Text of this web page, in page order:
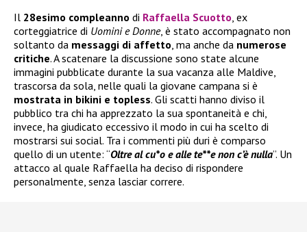
Il 28esimo compleanno di Raffaella Scuotto , ex
corteggiatrice di Uomini e Donne, è stato accompagnato non
soltanto da messaggi di affetto , ma anche da numerose
critiche. A scatenare la discussione sono state alcune
immagini pubblicate durante la sua vacanza alle Maldive,
trascorsa da sola, nelle quali la giovane campana si è
mostrata in bikini e topless. Gli scatti hanno diviso il
pubblico tra chi ha apprezzato la sua spontaneità e chi,
invece, ha giudicato eccessivo il modo in cui ha scelto di
mostrarsi sui social. Tra i commenti più duri è comparso
quello di un utente: “Oltre al cu*o e alle te**e non c’è nulla”. Un
attacco al quale Raffaella ha deciso di rispondere
personalmente, senza lasciar correre.